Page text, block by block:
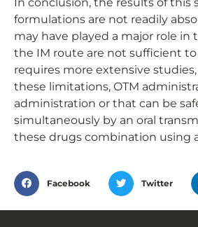
formulations are not readily
may have played a major role
the IM route are not sufficient
requires more extensive
these limitations, OTM
administration or that can be
simultaneously by an oral
these drugs combination using
Facebook Twitter